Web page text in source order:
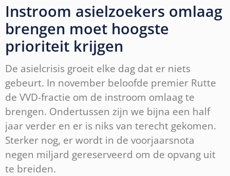
Instroom asielzoekers omlaag
brengen moet hoogste
prioriteit krijgen
De asielcrisis groeit elke dag dat er niets
gebeurt. In november beloofde premier Rutte
de VVD-fractie om de instroom omlaag te
brengen. Ondertussen zijn we bijna een half
jaar verder en er is niks van terecht gekomen.
Sterker nog, er wordt in de voorjaarsnota
negen miljard gereserveerd om de opvang uit
te breiden.